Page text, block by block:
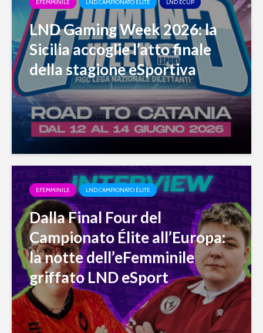
EFEMMINILE LND CAMPIONATO ÉLITE LND ECUP
LND Gaming Week 2026: la
Sicilia accoglie l’atto finale
della stagione eSportiva
EFEMMINILE LND CAMPIONATO ÉLITE
Dalla Final Four del
Campionato Élite all’Europa:
la notte dell’eFemminile
griffato LND eSport